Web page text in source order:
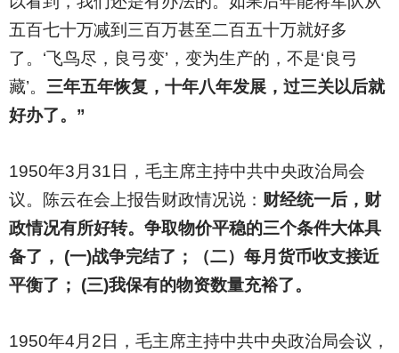
五百七十万减到三百万甚至二百五十万就好多
了。‘飞鸟尽，良弓变’，变为生产的，不是‘良弓
藏’。 三年五年恢复，十年八年发展，过三关以后就
好办了。”
1950年3月31日，毛主席主持中共中央政治局会
议。陈云在会上报告财政情况说： 财经统一后，财
政情况有所好转。争取物价平稳的三个条件大体具
备了， (一)战争完结了；（二）每月货币收支接近
平衡了； (三)我保有的物资数量充裕了。
1950年4月2日，毛主席主持中共中央政治局会议，